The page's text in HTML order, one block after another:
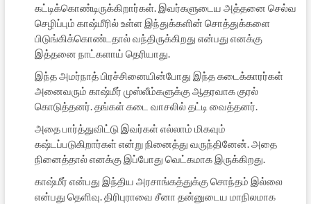
கட்டிக்கொண்டிருக்கிறார்கள். இவர்களுடைய அத்தனை செல்வ
செழிப்பும் காஷ்மீரில் உள்ள இந்துக்களின் சொத்துக்களை
பிடுங்கிக்கொண்டதால் வந்திருக்கிறது என்பது எனக்கு
இத்தனை நாட்களாய் தெரியாது.
இந்த அமர்நாத் பிரச்சினையின்போது இந்த கடைக்காரர்கள்
அனைவரும் காஷ்மீர் முஸ்லீம்களுக்கு ஆதரவாக குரல்
கொடுத்தனர். தங்கள் கடை வாசலில் தட்டி வைத்தனர்.
அதை பார்த்துவிட்டு இவர்கள் எல்லாம் மிகவும்
கஷ்டப்படுகிறார்கள் என்று நினைத்து வருந்தினேன். அதை
நினைத்தால் எனக்கு இப்போது வெட்கமாக இருக்கிறது.
காஷ்மீர் என்பது இந்திய அரசாங்கத்துக்கு சொந்தம் இல்லை
என்பது தெளிவு. திரிபுராவை சீனா தன்னுடைய மாநிலமாக